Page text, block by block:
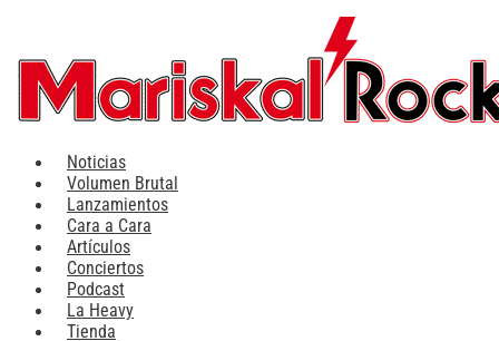
contenido
Noticias
Volumen Brutal
Lanzamientos
Cara a Cara
Artículos
Conciertos
Podcast
La Heavy
Tienda